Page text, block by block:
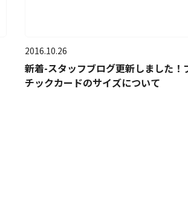
2016.10.26
新着-スタッフブログ更新しました！
チックカードのサイズについて